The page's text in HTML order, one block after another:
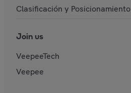
Clasificación y Posicionamiento
Join us
VeepeeTech
Veepee